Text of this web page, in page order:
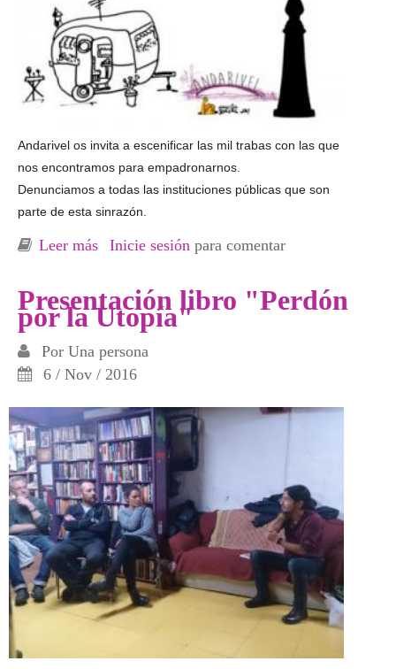
Andarivel os invita a escenificar las mil trabas con las que
nos encontramos para empadronarnos.
Denunciamos a todas las instituciones públicas que son
parte de esta sinrazón.
Leer más sobre Concentración "La Maraña del padrón"
Inicie sesión para comentar
Presentación libro "Perdón
por la Utopía"
Por Una persona
6 / Nov / 2016